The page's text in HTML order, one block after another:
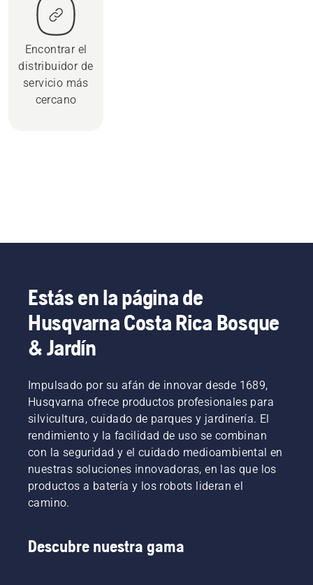
Encontrar el
distribuidor de
servicio más
cercano
Estás en la página de
Husqvarna Costa Rica Bosque
& Jardín
Impulsado por su afán de innovar desde 1689,
Husqvarna ofrece productos profesionales para
silvicultura, cuidado de parques y jardinería. El
rendimiento y la facilidad de uso se combinan
con la seguridad y el cuidado medioambiental en
nuestras soluciones innovadoras, en las que los
productos a batería y los robots lideran el
camino.
Descubre nuestra gama